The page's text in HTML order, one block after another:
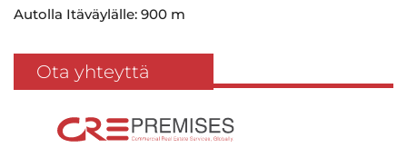
Autolla Itäväylälle: 900 m
Ota yhteyttä